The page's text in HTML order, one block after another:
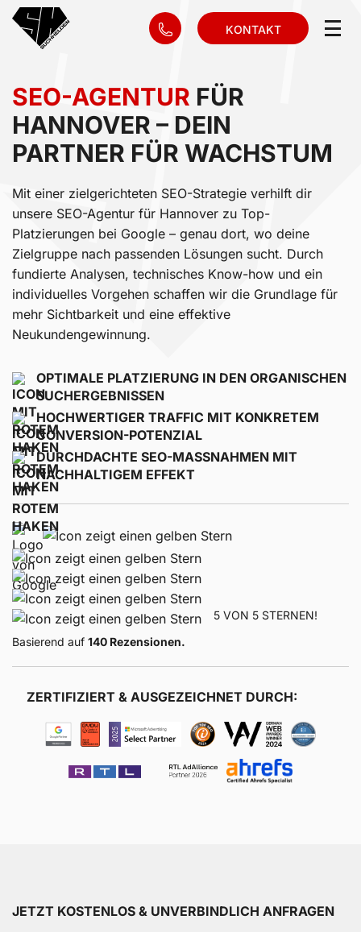
KONTAKT
SEO-AGENTUR FÜR
HANNOVER – DEIN
PARTNER FÜR WACHSTUM
Mit einer zielgerichteten SEO-Strategie verhilft dir
unsere SEO-Agentur für Hannover zu Top-
Platzierungen bei Google – genau dort, wo deine
Zielgruppe nach passenden Lösungen sucht. Durch
fundierte Analysen, technisches Know-how und ein
individuelles Vorgehen schaffen wir die Grundlage für
mehr Sichtbarkeit und eine effektive
Neukundengewinnung.
OPTIMALE PLATZIERUNG IN DEN ORGANISCHEN
SUCHERGEBNISSEN
HOCHWERTIGER TRAFFIC MIT KONKRETEM
CONVERSION-POTENZIAL
DURCHDACHTE SEO-MASSNAHMEN MIT N
ACHHALTIGEM EFFEKT
5 VON 5 STERNEN!
Basierend auf 140 Rezensionen.
ZERTIFIZIERT & AUSGEZEICHNET DURCH:
JETZT KOSTENLOS & UNVERBINDLICH ANFRAGEN